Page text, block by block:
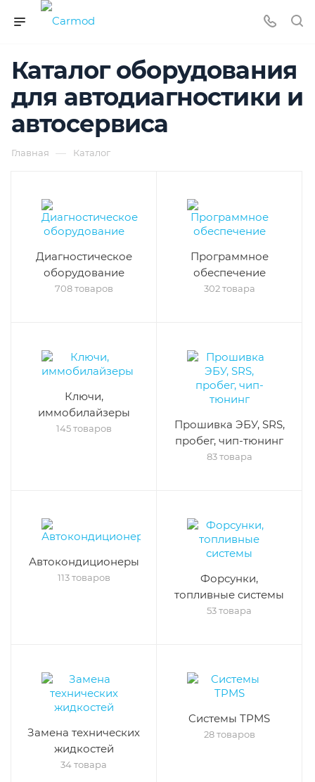
Каталог оборудования
для автодиагностики и
автосервиса
Главная — Каталог
Диагностическое
оборудование
708 товаров
Программное
обеспечение
302 товара
Ключи,
иммобилайзеры
145 товаров
Прошивка ЭБУ, SRS,
пробег, чип-тюнинг
83 товара
Автокондиционеры
113 товаров
Форсунки,
топливные системы
53 товара
Замена технических
жидкостей
34 товара
Cистемы TPMS
28 товаров